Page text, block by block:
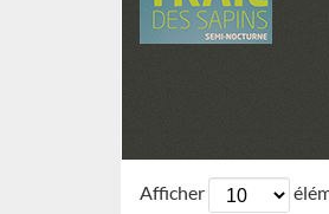
Afficher